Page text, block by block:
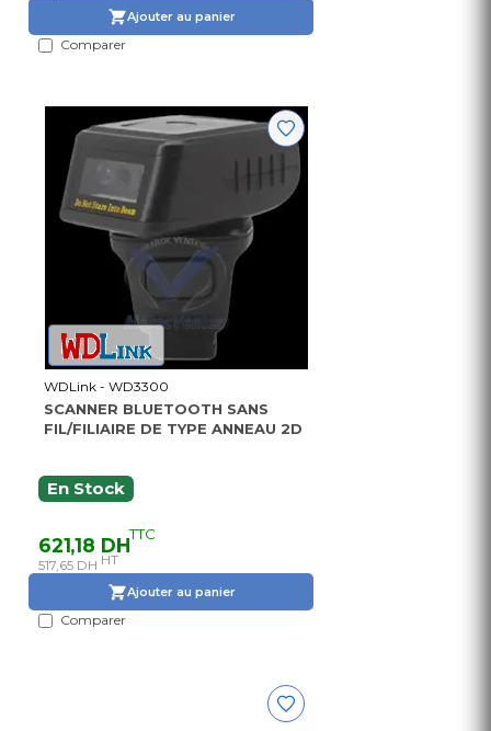
Ajouter au panier
Comparer
WDLink - WD3300
SCANNER BLUETOOTH SANS
FIL/FILIAIRE DE TYPE ANNEAU 2D
En Stock
621,18 DHTTC
517,65 DH HT
Ajouter au panier
Comparer